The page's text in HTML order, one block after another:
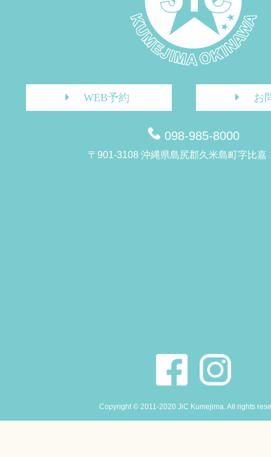
WEB予約 お
098-985-8000
〒901-3108 沖縄県島尻郡久米島町字比嘉
Copyright © 2011-2020 JiC Kumejima. All rights